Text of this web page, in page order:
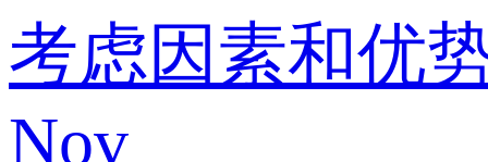
考虑因素和优
Nov